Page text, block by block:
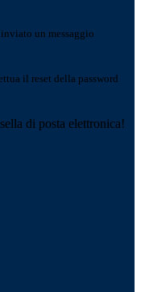
un messaggio
il reset della password
di posta elettronica!